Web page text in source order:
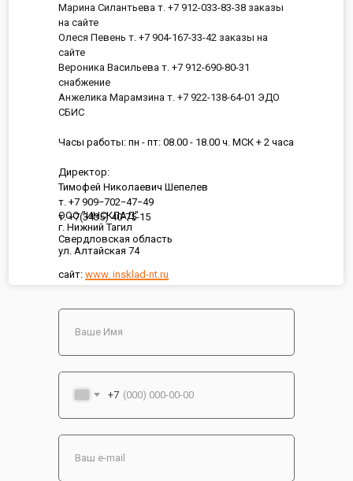
ООО "ИНСКЛАД"
г. Нижний Тагил
Свердловская область
ул. Алтайская 74
сайт: www. insklad-nt.ru
Марина Силантьева т. +7 912-033-83-38 заказы
на сайте
Олеся Певень т. +7 904-167-33-42 заказы на
сайте
Вероника Васильева т. +7 912-690-80-31
снабжение
Анжелика Марамзина т. +7 922-138-64-01 ЭДО
СБИС
Часы работы: пн - пт: 08.00 - 18.00 ч. МСК + 2 часа
Директор:
Тимофей Николаевич Шепелев
т. +7 909−702−47−49
т. +7(3435) 40-75-15
+7